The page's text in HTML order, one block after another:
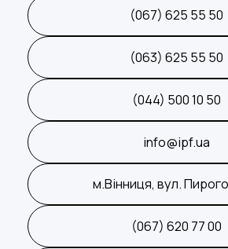
(067) 625 55 50
(063) 625 55 50
(044) 500 10 50
info@ipf.ua
м.Вінниця, вул.
(067) 620 77 00